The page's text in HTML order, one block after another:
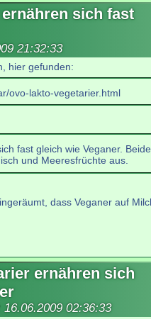
sich fast
21:32:33
hier gefunden:
ovo-lakto-vegetarier.html
fast gleich wie Veganer.
und Meeresfrüchte aus.
dass Veganer auf
ernähren sich
16.06.2009 02:36:33